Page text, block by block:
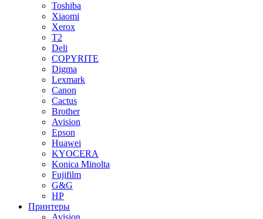
Toshiba
Xiaomi
Xerox
T2
Deli
COPYRITE
Digma
Lexmark
Canon
Cactus
Brother
Avision
Epson
Huawei
KYOCERA
Konica Minolta
Fujifilm
G&G
HP
Принтеры